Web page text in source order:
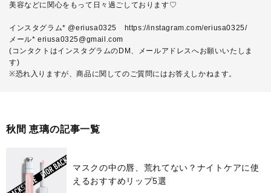
美容などに関心をもって日々過ごしております♡
インスタグラム* @eriusa0325
https://instagram.com/eriusa0325/
メール* eriusa0325@gmail.com
(コンタクトはインスタグラムのDM、メールアドレスへお願いいたしま
す)
※恐れ入りますが、商品に関してのご質問にはお答えしかねます。
秋間 恵璃の記事一覧
マスクの中の唇、荒れてない？ナイトケアに使
えるおすすめリップ5選